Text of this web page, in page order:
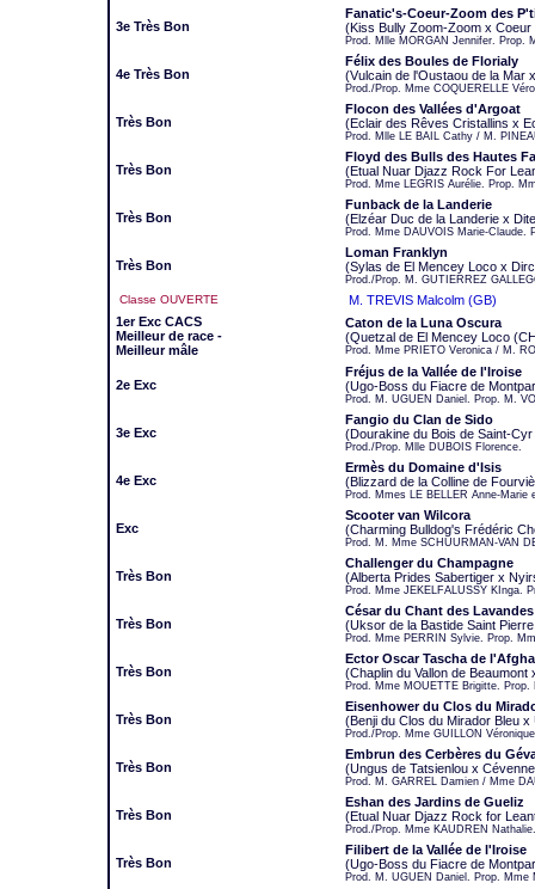
3e Très Bon
Fanatic's-Coeur-Zoom des
(Kiss Bully Zoom-Zoom x
Prod. Mlle MORGAN Jennifer. Prop.
4e Très Bon
Félix des Boules de Florialy
(Vulcain de l'Oustaou de la Mar
Prod./Prop. Mme COQUERELLE
Très Bon
Flocon des Vallées d'Argoat
(Eclair des Rêves Cristallins x
Prod. Mlle LE BAIL Cathy / M.
Très Bon
Floyd des Bulls des Hautes
(Etual Nuar Djazz Rock For
Prod. Mme LEGRIS Aurélie. Prop.
Très Bon
Funback de la Landerie
(Elzéar Duc de la Landerie x
Prod. Mme DAUVOIS Marie-Claude.
Très Bon
Loman Franklyn
(Sylas de El Mencey Loco x
Prod./Prop. M. GUTIERREZ
Classe OUVERTE
M. TREVIS Malcolm (GB)
1er Exc CACS
Meilleur de race -
Meilleur mâle
Caton de la Luna Oscura
(Quetzal de El Mencey Loco
Prod. Mme PRIETO Veronica / M.
2e Exc
Fréjus de la Vallée de l'Iroise
(Ugo-Boss du Fiacre de
Prod. M. UGUEN Daniel. Prop. M.
3e Exc
Fangio du Clan de Sido
(Dourakine du Bois de Saint-
Prod./Prop. Mlle DUBOIS Florence.
4e Exc
Ermès du Domaine d'Isis
(Blizzard de la Colline de
Prod. Mmes LE BELLER Anne-
Exc
Scooter van Wilcora
(Charming Bulldog's Frédéric
Prod. M. Mme SCHUURMAN-VAN
Très Bon
Challenger du Champagne
(Alberta Prides Sabertiger x
Prod. Mme JEKELFALUSSY KInga.
Très Bon
César du Chant des Lavandes
(Uksor de la Bastide Saint
Prod. Mme PERRIN Sylvie. Prop.
Très Bon
Ector Oscar Tascha de
(Chaplin du Vallon de
Prod. Mme MOUETTE Brigitte.
Très Bon
Eisenhower du Clos du
(Benji du Clos du Mirador Bleu x
Prod./Prop. Mme GUILLON
Très Bon
Embrun des Cerbères du
(Ungus de Tatsienlou x
Prod. M. GARREL Damien / Mme
Très Bon
Eshan des Jardins de Gueliz
(Etual Nuar Djazz Rock for
Prod./Prop. Mme KAUDREN Nathalie.
Très Bon
Filibert de la Vallée de l'Iroise
(Ugo-Boss du Fiacre de
Prod. M. UGUEN Daniel. Prop. Mme